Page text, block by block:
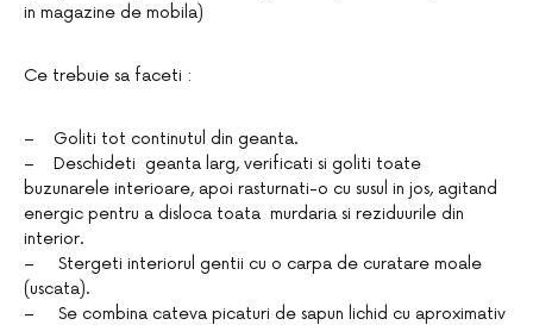
in magazine de mobila)
Ce trebuie sa faceti :
– Goliti tot continutul din geanta.
– Deschideti geanta larg, verificati si goliti toate
buzunarele interioare, apoi rasturnati-o cu susul in jos, agitand
energic pentru a disloca toata murdaria si reziduurile din
interior.
– Stergeti interiorul gentii cu o carpa de curatare moale
(uscata).
– Se combina cateva picaturi de sapun lichid cu aproximativ